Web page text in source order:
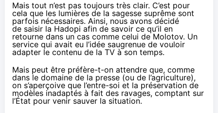
Mais tout n’est pas toujours très clair. C’est pour
cela que les lumières de la sagesse suprême sont
parfois nécessaires. Ainsi, nous avons décidé
de saisir la Hadopi afin de savoir ce qu’il en
retourne dans un cas comme celui de Molotov. Un
service qui avait eu l’idée saugrenue de vouloir
adapter le contenu de la TV à son temps.
Mais peut être préfère-t-on attendre que, comme
dans le domaine de la presse (ou de l’agriculture),
on s’aperçoive que l’entre-soi et la préservation de
modèles inadaptés à fait des ravages, comptant sur
l’État pour venir sauver la situation.